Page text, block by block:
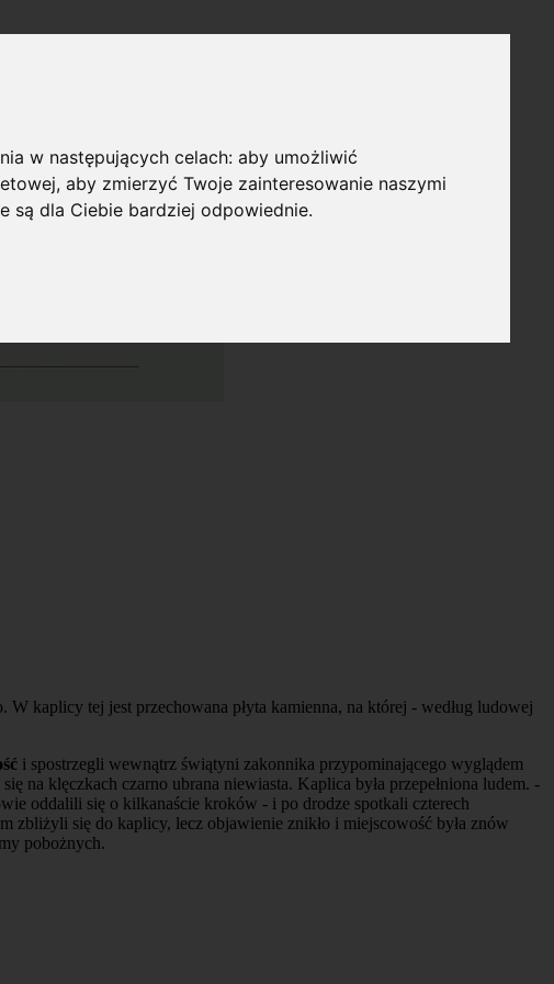
w następujących celach:aby umożliwić
,aby zmierzyć Twoje zainteresowanie naszymi
są dla Ciebie bardziej odpowiednie.
kaplicy tej jest przechowana płyta kamienna, na której - według ludowej
i spostrzegli wewnątrz świątyni zakonnika przypominającego wyglądem
na klęczkach czarno ubrana niewiasta. Kaplica była przepełniona ludem. -
oddalili się o kilkanaście kroków - i po drodze spotkali czterech
się do kaplicy, lecz objawienie znikło i miejscowość była znów
pobożnych.